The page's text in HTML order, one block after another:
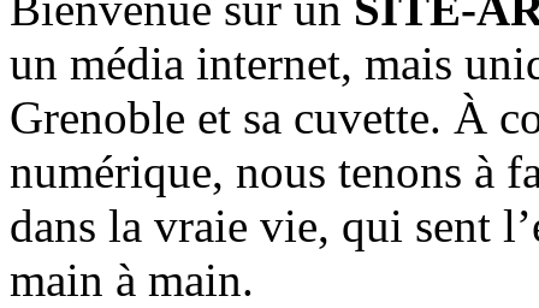
un média internet, mais
Grenoble et sa cuvette. À
numérique, nous tenons à
dans la vraie vie, qui sent
main à main.